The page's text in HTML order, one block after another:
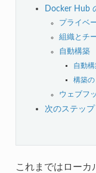
Docker Hub
プライベ
組織とチ
自動構築
自動
構築
ウェブフ
次のステップ
これまではローカ